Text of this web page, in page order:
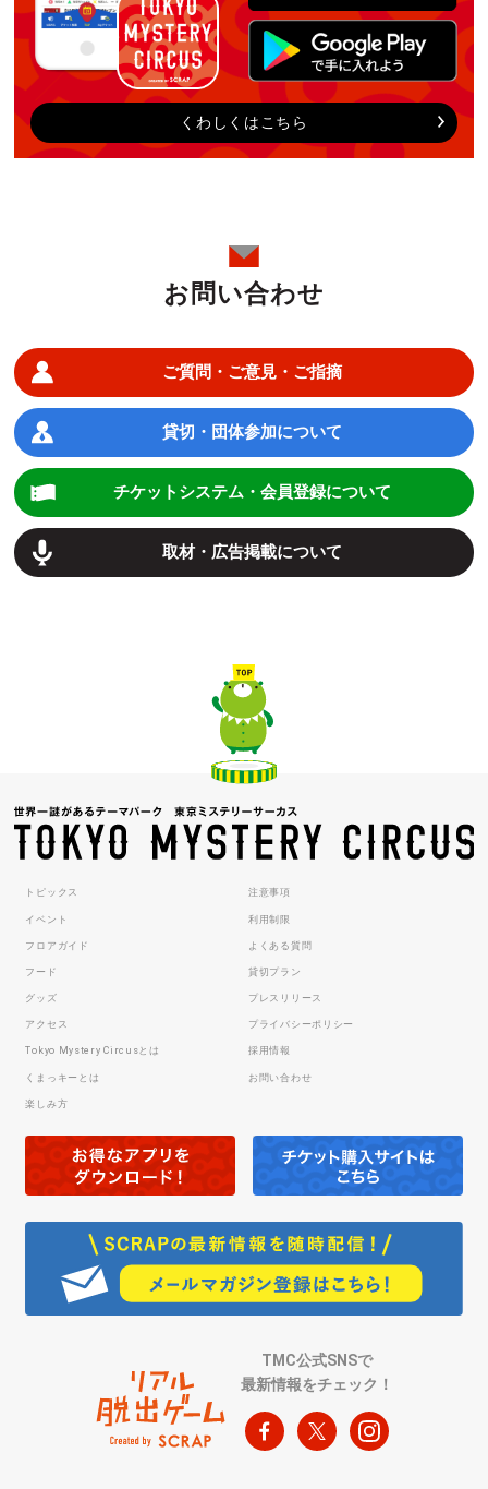
くわしくはこちら
お問い合わせ
ご質問・ご意見・ご指摘
貸切・団体参加について
チケットシステム・会員登録について
取材・広告掲載について
トピックス
イベント
フロアガイド
フード
グッズ
アクセス
Tokyo Mystery Circusとは
くまっキーとは
楽しみ方
注意事項
利用制限
よくある質問
貸切プラン
プレスリリース
プライバシーポリシー
採用情報
お問い合わせ
TMC公式SNSで
最新情報をチェック！